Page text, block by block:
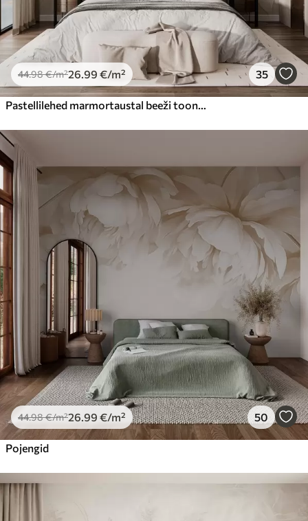
44.98€/m²26.99 €/m² 35
Pastellilehed marmortaustal beeži toonides
44.98€/m²26.99 €/m² 50
Pojengid